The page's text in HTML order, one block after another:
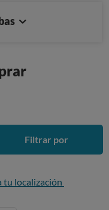
Filtrar por
tu localización